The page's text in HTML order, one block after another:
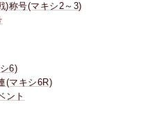
)称号(マキシ2～3)
6)
(マキシ6R)
ント